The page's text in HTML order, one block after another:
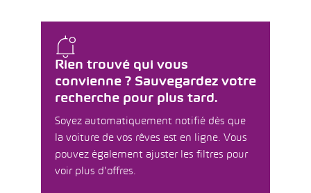
Rien trouvé qui vous
convienne ? Sauvegardez votre
recherche pour plus tard.
Soyez automatiquement notifié dès que
la voiture de vos rêves est en ligne. Vous
pouvez également ajuster les filtres pour
voir plus d'offres.